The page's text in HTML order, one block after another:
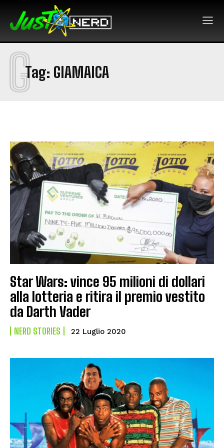
Tag: GIAMAICA
G
Star Wars: vince 95 milioni di dollari
alla lotteria e ritira il premio vestito
da Darth Vader
NERD STORIES 22 Luglio 2020